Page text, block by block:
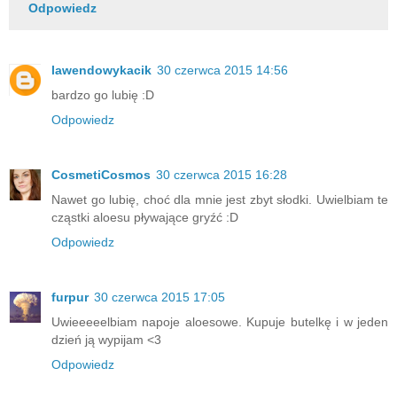
Odpowiedz
lawendowykacik 30 czerwca 2015 14:56
bardzo go lubię :D
Odpowiedz
CosmetiCosmos 30 czerwca 2015 16:28
Nawet go lubię, choć dla mnie jest zbyt słodki. Uwielbiam te
cząstki aloesu pływające gryźć :D
Odpowiedz
furpur 30 czerwca 2015 17:05
Uwieeeeelbiam napoje aloesowe. Kupuje butelkę i w jeden
dzień ją wypijam <3
Odpowiedz